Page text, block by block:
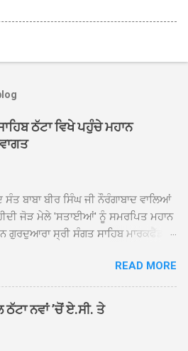
ਠੱਟਾ ਵਿਖੇ ਪਹੁੰਚੇ ਮਹਾਨ
ਸੰਤ ਬਾਬਾ ਬੀਰ ਸਿੰਘ ਜੀ ਨੌਰੰਗਾਬਾਦ ਵਾਲਿਆਂ
ਜੋੜ ਮੇਲੇ 'ਸਤਾਈਆਂ' ਨੂੰ ਸਮਰਪਿਤ ਮਹਾਨ
ਗੁਰਦੁਆਰਾ ਸ੍ਰੀ ਸੰਗਤ ਸਾਹਿਬ ਮਾਰਕਫੈੱਡ
ਹੇਠ, ਪੰਜ ਪਿਆਰਿਆਂ ਦੀ ਅਗਵਾਈ ਵਿੱਚ
ਤੋਂ ਪ੍ਰਾਰੰਭ ਹੋ ਕੇ ਪਿੰਡ ਭਗਤਪੁਰ,
ਗੁਲਾਮ, ਮਜਾਦਪੁਰ, ਕੁੱਲੀਆਂ, ਰੱਤਾ ਨੌ
ਅੱਡਾ ਸਾਬੂਵਾਲ, ਦਰੀਏਵਾਲ,
READ MORE
ਨਵਾਂ ’ਚੋਂ ਏ.ਸੀ. ਤੇ